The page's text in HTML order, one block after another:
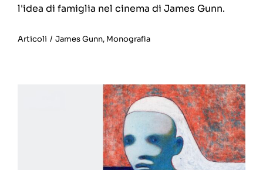
l'idea di famiglia nel cinema di James Gunn.
Articoli / James Gunn, Monografia